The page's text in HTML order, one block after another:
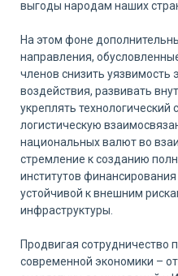
выгоды народам наших
На этом фоне
направления,
членов снизить уязвимость
воздействия, развивать
укреплять технологический
логистическую
национальных валют во
стремление к созданию
институтов
устойчивой к внешним
инфраструктуры.
Продвигая сотрудничество
современной экономики –